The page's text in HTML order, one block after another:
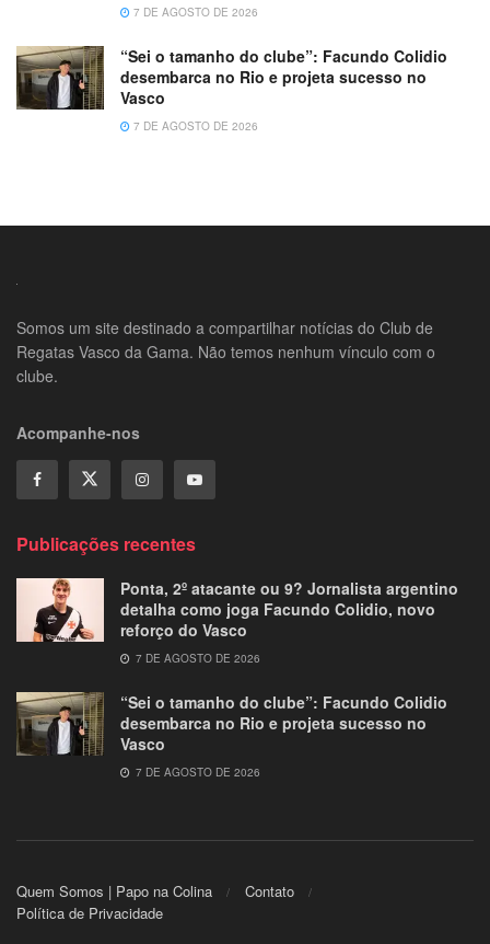
7 DE AGOSTO DE 2026
“Sei o tamanho do clube”: Facundo Colidio
desembarca no Rio e projeta sucesso no
Vasco
7 DE AGOSTO DE 2026
Somos um site destinado a compartilhar notícias do Club de
Regatas Vasco da Gama. Não temos nenhum vínculo com o
clube.
Acompanhe-nos
Publicações recentes
Ponta, 2º atacante ou 9? Jornalista argentino
detalha como joga Facundo Colidio, novo
reforço do Vasco
7 DE AGOSTO DE 2026
“Sei o tamanho do clube”: Facundo Colidio
desembarca no Rio e projeta sucesso no
Vasco
7 DE AGOSTO DE 2026
Quem Somos | Papo na Colina
Contato
Política de Privacidade